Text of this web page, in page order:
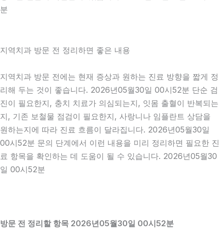
분
지역치과 방문 전 정리하면 좋은 내용
지역치과 방문 전에는 현재 증상과 원하는 진료 방향을 짧게 정
리해 두는 것이 좋습니다. 2026년05월30일 00시52분 단순 검
진이 필요한지, 충치 치료가 의심되는지, 잇몸 출혈이 반복되는
지, 기존 보철물 점검이 필요한지, 사랑니나 임플란트 상담을
원하는지에 따라 진료 흐름이 달라집니다. 2026년05월30일
00시52분 문의 단계에서 이런 내용을 미리 정리하면 필요한 진
료 항목을 확인하는 데 도움이 될 수 있습니다. 2026년05월30
일 00시52분
방문 전 정리할 항목 2026년05월30일 00시52분